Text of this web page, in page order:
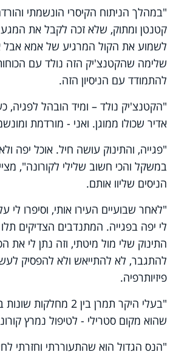
"במהלך הניתוח הקיסרי הונשמתי
קטנטן ומתוק, שלא זכה לקבל את
לשמוע את הקול המרגיע של אמא אבל
שלימה שהקטנצ'יק הזה נולד עם
להתמודד עם הניסיון הזה.
"הקטנצ'יק נולד – ומיד הובהל לפגיה,
אדיר שכולו ממוגן. ואני - מורדמת
"פגייה, והתינוק עושה חיל. אוכל יפה
במשקל והכי חשוב שלילי לקורונה",
הניסים שליוו אותם.
"לאחר שבועיים העירו אותי, וסיפרו לי
לי יפה בפגייה. המתנדבים הצדיקים
התינוק שלי מול מיטתי, וזה נתן לי את
להתגבר, לא להתייאש ולא להפסיק
פיזיותרפיה.
"בעלי היקר תמרן בין 2
שהוא מקום סטרילי - לטיפול נמרץ
"הנס הגדול הוא שהתעוררתי וחזרתי